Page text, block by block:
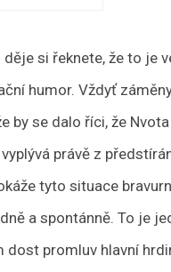
si řeknete, že to je
humor. Vždyť
by se dalo říci, že
právě z
tyto situace
a spontánně. To je
dost promluv hlavní